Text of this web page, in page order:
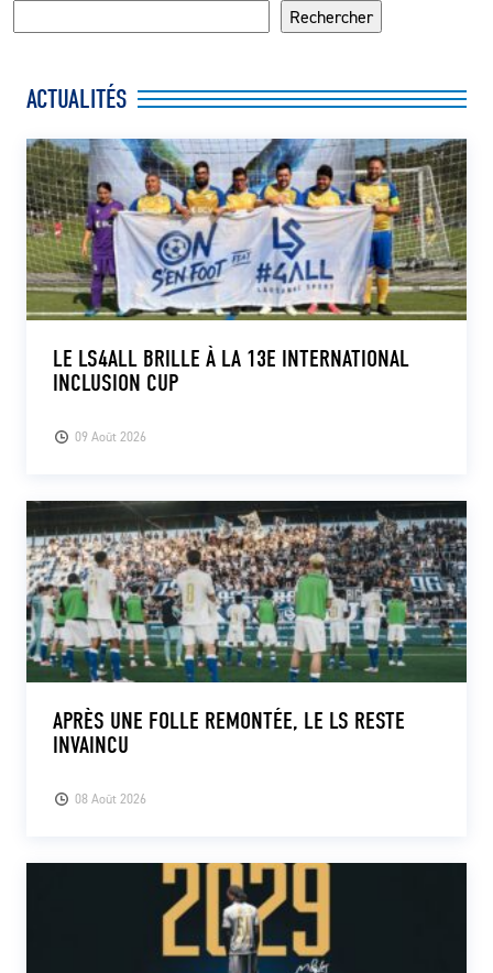
Rechercher
ACTUALITÉS
09 Août 2026
LE LS4ALL BRILLE À LA 13E INTERNATIONAL
INCLUSION CUP
08 Août 2026
APRÈS UNE FOLLE REMONTÉE, LE LS RESTE
INVAINCU